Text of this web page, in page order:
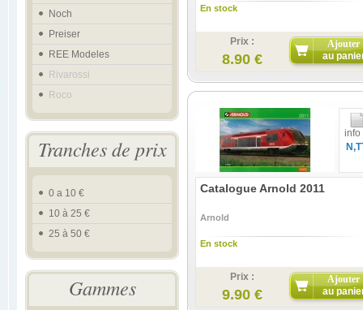
Noch
Preiser
REE Modeles
Rivarossi
Roco
Tranches de prix
0 a 10 €
10 à 25 €
25 à 50 €
Gammes
En stock
Prix :
8.90 €
Ajouter
au
info
Catalogue Arnold 2011
Arnold
En stock
Prix :
9.90 €
Ajouter
au